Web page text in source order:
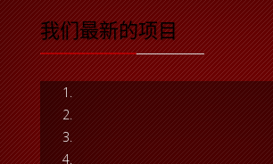
我们最新的项目